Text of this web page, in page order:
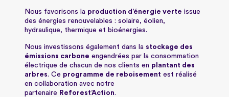
Nous favorisons la production d’énergie verte issue
des énergies renouvelables : solaire, éolien,
hydraulique, thermique et bioénergies.
Nous investissons également dans la stockage des
émissions carbone engendrées par la consommation
électrique de chacun de nos clients en plantant des
arbres. Ce programme de reboisement est réalisé
en collaboration avec notre
partenaire Reforest’Action.